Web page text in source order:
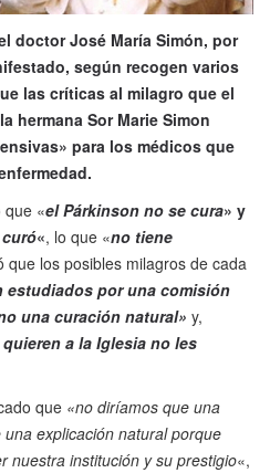
doctor José María Simón, por
según recogen varios
las críticas al milagro que el
hermana Sor Marie Simon
para los médicos que
que «el Párkinson no se cura» y
«, lo que «no tiene
que los posibles milagros de cada
estudiados por una comisión
una curación natural» y,
a la Iglesia no les
que «no diríamos que una
explicación natural porque
nuestra institución y su prestigio«,